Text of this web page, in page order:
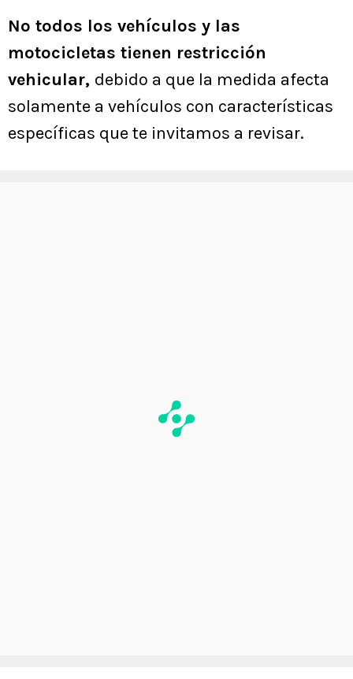
No todos los vehículos y las
motocicletas tienen restricción
vehicular, debido a que la medida afecta
solamente a vehículos con características
específicas que te invitamos a revisar.